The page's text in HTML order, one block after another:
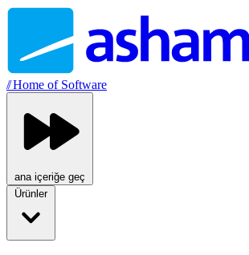
//Home of Software
ana içeriğe geç
Ürünler